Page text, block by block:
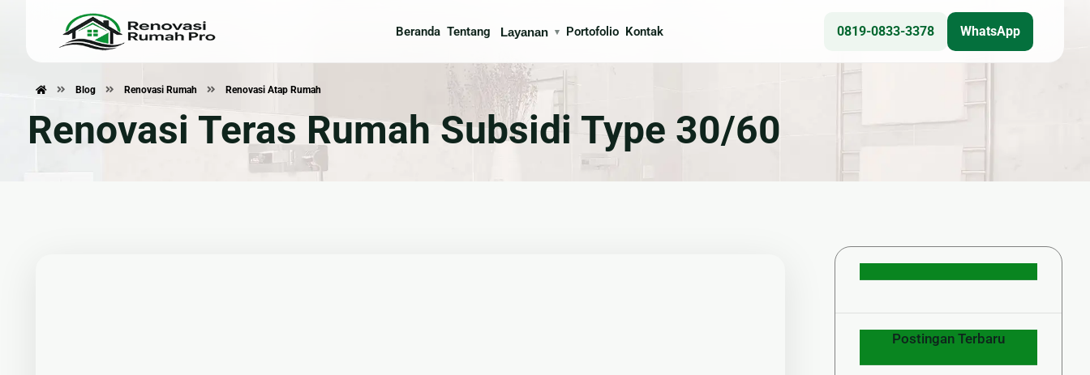
Beranda Tentang Layanan ▾ Portofolio Kontak 0819-0833-3378 WhatsApp
🏠 Renovasi Rumah
🏗 Bangun Rumah
Interior
🍳 Kitchen Set
🪨 Marmer & Granite
Blog Renovasi Rumah Renovasi Atap Rumah
Renovasi Teras Rumah Subsidi Type 30/60
Postingan Terbaru